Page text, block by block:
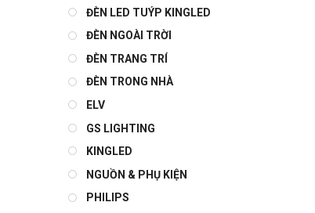
ĐÈN LED TUÝP KINGLED
ĐÈN NGOÀI TRỜI
ĐÈN TRANG TRÍ
ĐÈN TRONG NHÀ
ELV
GS LIGHTING
KINGLED
NGUỒN & PHỤ KIỆN
PHILIPS